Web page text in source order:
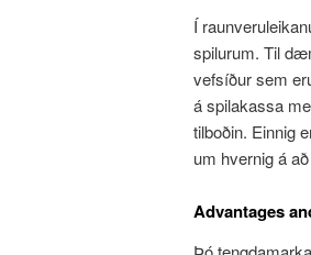
Í
spilurum. Til
vefsíður sem
á spilakassa
tilboðin. Einnig
um hvernig á
Advantages